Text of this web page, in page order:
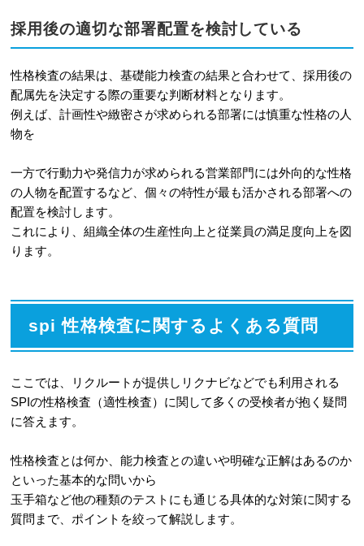
採用後の適切な部署配置を検討している
性格検査の結果は、基礎能力検査の結果と合わせて、採用後の
配属先を決定する際の重要な判断材料となります。
例えば、計画性や緻密さが求められる部署には慎重な性格の人
物を
一方で行動力や発信力が求められる営業部門には外向的な性格
の人物を配置するなど、個々の特性が最も活かされる部署への
配置を検討します。
これにより、組織全体の生産性向上と従業員の満足度向上を図
ります。
spi 性格検査に関するよくある質問
ここでは、リクルートが提供しリクナビなどでも利用される
SPIの性格検査（適性検査）に関して多くの受検者が抱く疑問
に答えます。
性格検査とは何か、能力検査との違いや明確な正解はあるのか
といった基本的な問いから
玉手箱など他の種類のテストにも通じる具体的な対策に関する
質問まで、ポイントを絞って解説します。